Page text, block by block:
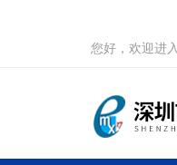
您好，欢迎进